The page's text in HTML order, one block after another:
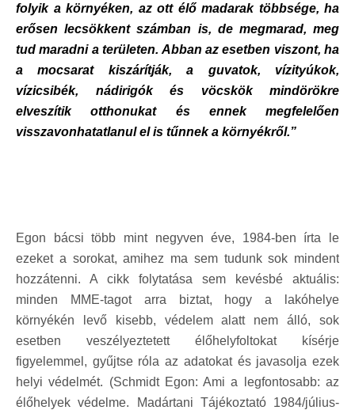
folyik a környéken, az ott élő madarak többsége, ha
erősen lecsökkent számban is, de megmarad, meg
tud maradni a területen. Abban az esetben viszont, ha
a mocsarat kiszárítják, a guvatok, vízityúkok,
vízicsibék, nádirigók és vöcskök mindörökre
elveszítik otthonukat és ennek megfelelően
visszavonhatatlanul el is tűnnek a környékről.”
Egon bácsi több mint negyven éve, 1984-ben írta le
ezeket a sorokat, amihez ma sem tudunk sok mindent
hozzátenni. A cikk folytatása sem kevésbé aktuális:
minden MME-tagot arra biztat, hogy a lakóhelye
környékén levő kisebb, védelem alatt nem álló, sok
esetben veszélyeztetett élőhelyfoltokat kísérje
figyelemmel, gyűjtse róla az adatokat és javasolja ezek
helyi védelmét. (Schmidt Egon: Ami a legfontosabb: az
élőhelyek védelme. Madártani Tájékoztató 1984/július-